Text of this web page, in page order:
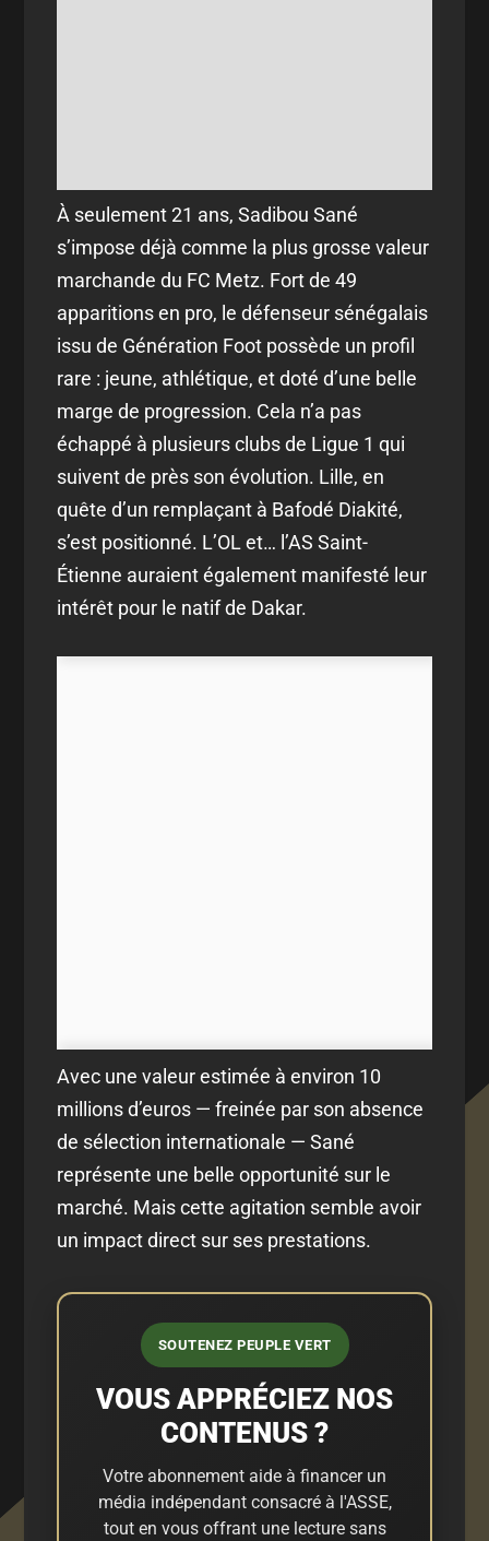
À seulement 21 ans, Sadibou Sané
s’impose déjà comme la plus grosse valeur
marchande du FC Metz. Fort de 49
apparitions en pro, le défenseur sénégalais
issu de Génération Foot possède un profil
rare : jeune, athlétique, et doté d’une belle
marge de progression. Cela n’a pas
échappé à plusieurs clubs de Ligue 1 qui
suivent de près son évolution. Lille, en
quête d’un remplaçant à Bafodé Diakité,
s’est positionné. L’OL et… l’AS Saint-
Étienne auraient également manifesté leur
intérêt pour le natif de Dakar.
Avec une valeur estimée à environ 10
millions d’euros — freinée par son absence
de sélection internationale — Sané
représente une belle opportunité sur le
marché. Mais cette agitation semble avoir
un impact direct sur ses prestations.
SOUTENEZ PEUPLE VERT
VOUS APPRÉCIEZ NOS
CONTENUS ?
Votre abonnement aide à financer un
média indépendant consacré à l'ASSE,
tout en vous offrant une lecture sans